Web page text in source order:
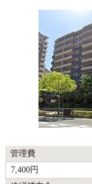
管理費
7,400円